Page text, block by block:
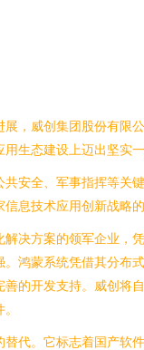
，威创集团股份有限
生态建设上迈出坚实
安全、军事指挥等关
息技术应用创新战略
解决方案的领军企业，
鸿蒙系统凭借其分布
的开发支持。威创将
代。它标志着国产软